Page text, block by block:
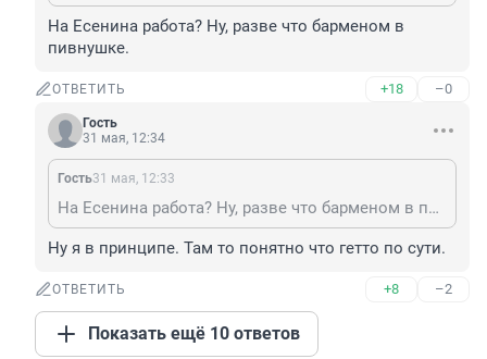
На Есенина работа? Ну, разве что барменом в
пивнушке.
ОТВЕТИТЬ +18 –0
Гость
31 мая, 12:34
Гость31 мая, 12:33
На Есенина работа? Ну, разве что барменом в пивнушке.
Ну я в принципе. Там то понятно что гетто по сути.
ОТВЕТИТЬ +8 –2
Показать ещё 10 ответов